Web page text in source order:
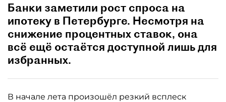
Банки заметили рост спроса на
ипотеку в Петербурге. Несмотря на
снижение процентных ставок, она
всё ещё остаётся доступной лишь для
избранных.
В начале лета произошёл резкий всплеск